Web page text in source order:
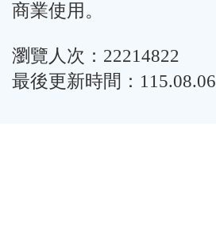
商業使用。
瀏覽人次：22214822
最後更新時間：115.08.06